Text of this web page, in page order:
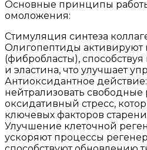
Сова?
Основные принципы
омоложения:
Стимуляция синтеза
Олигопептиды активируют
(фибробласты),
и эластина, что улучшает
Антиоксидантное
нейтрализовать
оксидативный стресс,
ключевых факторов
Улучшение клеточной
ускоряют процессы